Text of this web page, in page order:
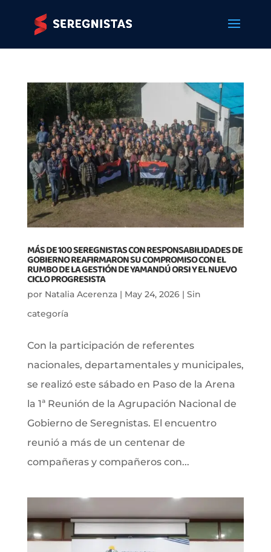
MÁS DE 100 SEREGNISTAS CON RESPONSABILIDADES DE
GOBIERNO REAFIRMARON SU COMPROMISO CON EL
RUMBO DE LA GESTIÓN DE YAMANDÚ ORSI Y EL NUEVO
CICLO PROGRESISTA
por Natalia Acerenza| May 24, 2026| Sin
categoría
Con la participación de referentes
nacionales, departamentales y municipales,
se realizó este sábado en Paso de la Arena
la 1ª Reunión de la Agrupación Nacional de
Gobierno de Seregnistas. El encuentro
reunió a más de un centenar de
compañeras y compañeros con...